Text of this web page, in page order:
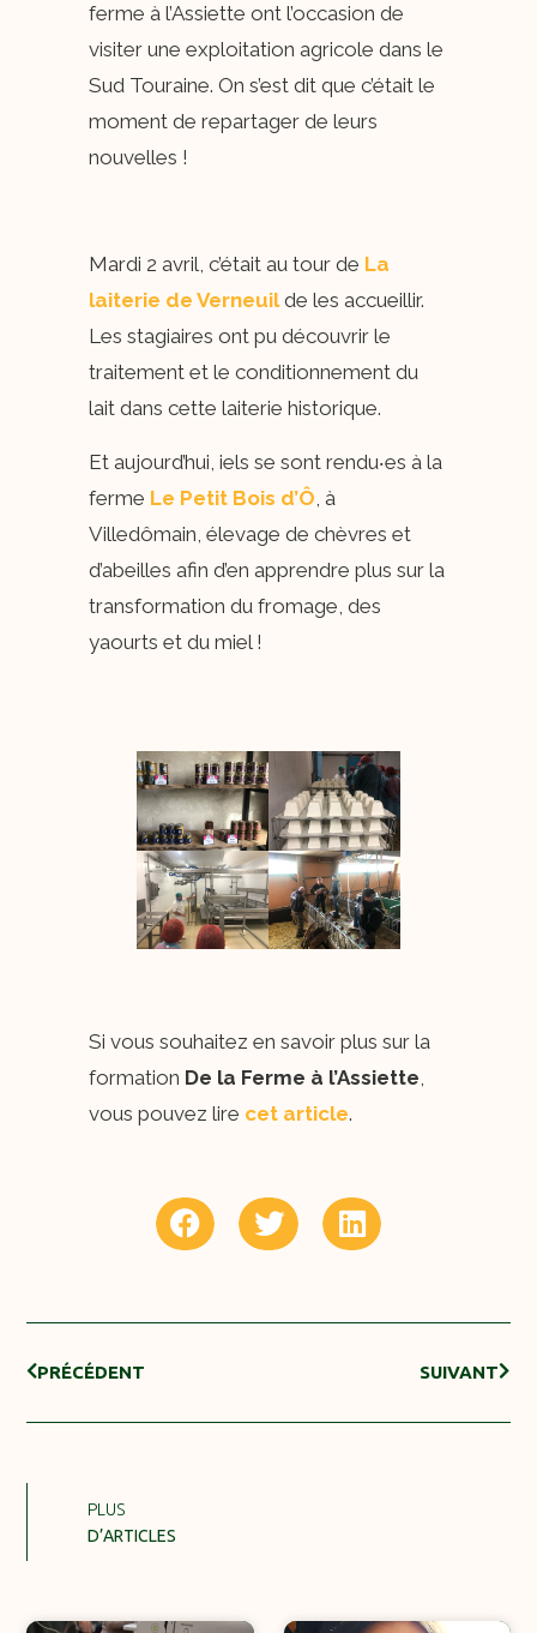
ferme à l’Assiette ont l’occasion de
visiter une exploitation agricole dans le
Sud Touraine. On s’est dit que c’était le
moment de repartager de leurs
nouvelles !
Mardi 2 avril, c’était au tour de La
laiterie de Verneuilde les accueillir.
Les stagiaires ont pu découvrir le
traitement et le conditionnement du
lait dans cette laiterie historique.
Et aujourd’hui, iels se sont rendu‧es à la
ferme Le Petit Bois d’Ô , à
Villedômain, élevage de chèvres et
d’abeilles afin d’en apprendre plus sur la
transformation du fromage, des
yaourts et du miel !
Si vous souhaitez en savoir plus sur la
formation De la Ferme à l’Assiette,
vous pouvez lire cet article.
PRÉCÉDENT SUIVANT
PLUS
D’ARTICLES